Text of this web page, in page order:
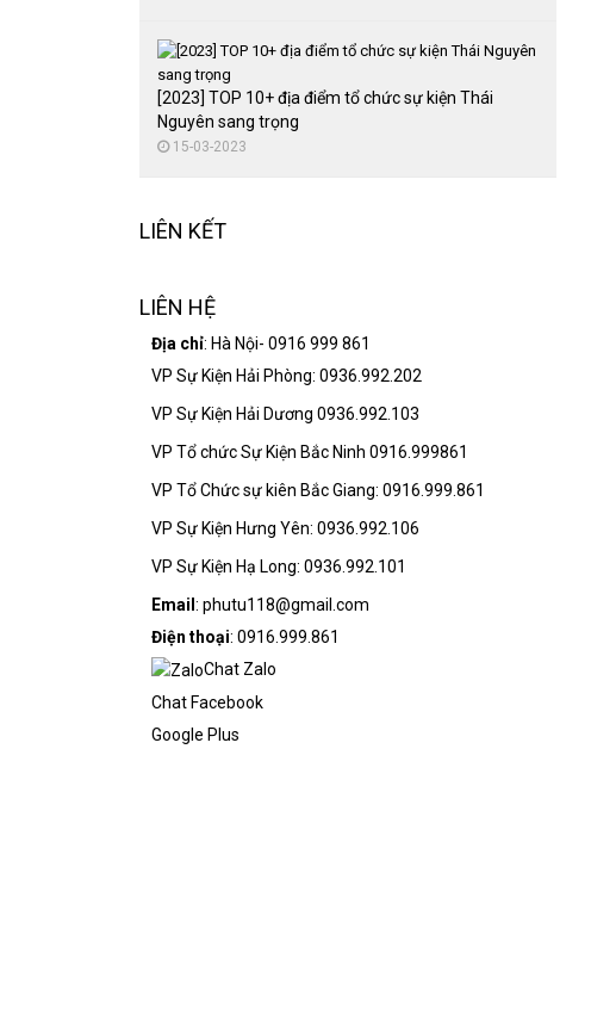
[2023] TOP 10+ địa điểm tổ chức sự kiện Thái
Nguyên sang trọng
15-03-2023
LIÊN KẾT
LIÊN HỆ
Địa chỉ: Hà Nội- 0916 999 861
VP Sự Kiện Hải Phòng: 0936.992.202
VP Sự Kiện Hải Dương 0936.992.103
VP Tổ chức Sự Kiện Bắc Ninh 0916.999861
VP Tổ Chức sự kiên Bắc Giang: 0916.999.861
VP Sự Kiện Hưng Yên: 0936.992.106
VP Sự Kiện Hạ Long: 0936.992.101
Email : phutu118@gmail.com
Điện thoại: 0916.999.861
Chat Zalo
Chat Facebook
Google Plus